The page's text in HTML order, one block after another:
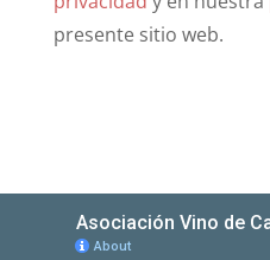
presente sitio web.